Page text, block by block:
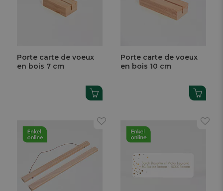
Porte carte de voeux
en bois 7 cm
Porte carte de voeux
en bois 10 cm